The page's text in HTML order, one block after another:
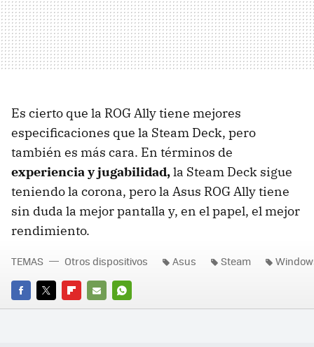
Es cierto que la ROG Ally tiene mejores
especificaciones que la Steam Deck, pero
también es más cara. En términos de
experiencia y jugabilidad,la Steam Deck sigue
teniendo la corona, pero la Asus ROG Ally tiene
sin duda la mejor pantalla y, en el papel, el mejor
rendimiento.
FACEBOOK
TWITTERFLIPBOARD
E-
WHATSAPP
TEMAS Otros dispositivos Asus Steam